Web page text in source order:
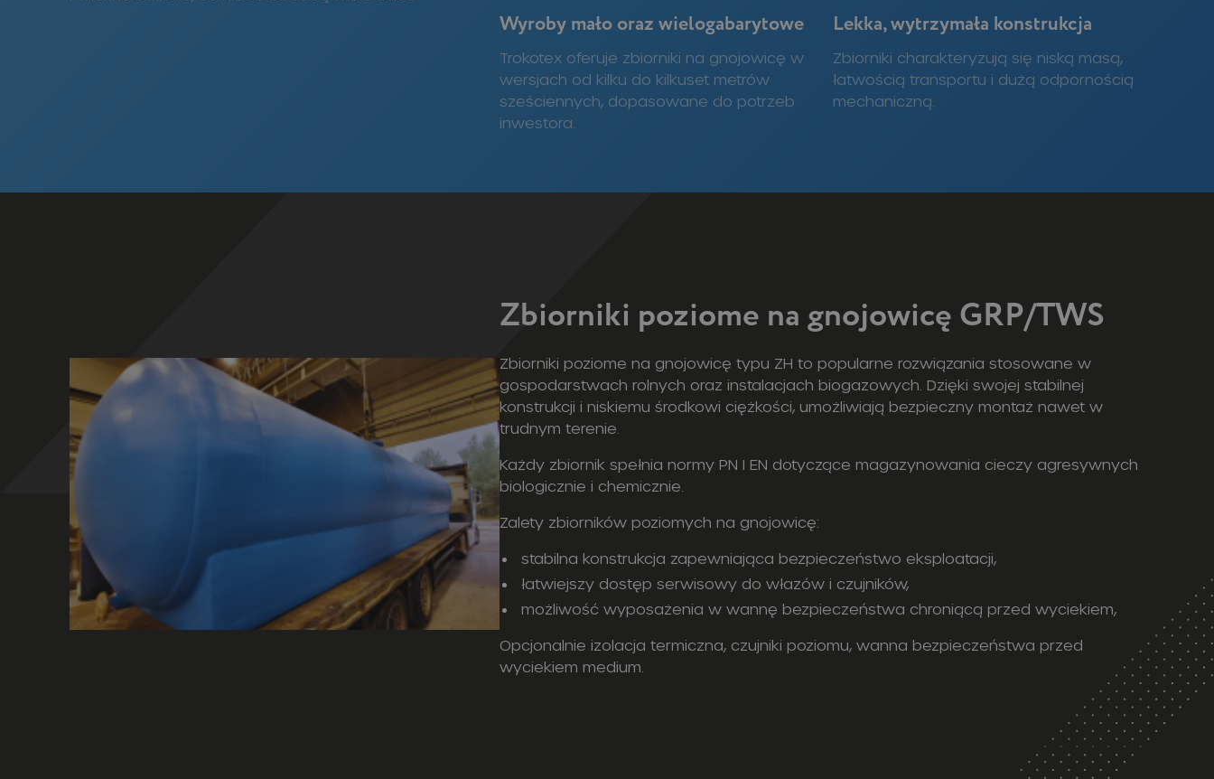
Wyroby mało oraz wielogabarytowe
Trokotex oferuje zbiorniki na gnojowicę w
wersjach od kilku do kilkuset metrów
sześciennych, dopasowane do potrzeb
inwestora.
Lekka, wytrzymała konstrukcja
Zbiorniki charakteryzują się niską masą,
łatwością transportu i dużą odpornością
mechaniczną.
Zbiorniki poziome na gnojowicę GRP/TWS
Zbiorniki poziome na gnojowicę typu ZH to popularne rozwiązania stosowane w
gospodarstwach rolnych oraz instalacjach biogazowych. Dzięki swojej stabilnej
konstrukcji i niskiemu środkowi ciężkości, umożliwiają bezpieczny montaż nawet w
trudnym terenie.
Każdy zbiornik spełnia normy PN I EN dotyczące magazynowania cieczy agresywnych
biologicznie i chemicznie.
Zalety zbiorników poziomych na gnojowicę:
stabilna konstrukcja zapewniająca bezpieczeństwo eksploatacji,
łatwiejszy dostęp serwisowy do włazów i czujników,
możliwość wyposażenia w wannę bezpieczeństwa chroniącą przed wyciekiem,
Opcjonalnie izolacja termiczna, czujniki poziomu, wanna bezpieczeństwa przed
wyciekiem medium.